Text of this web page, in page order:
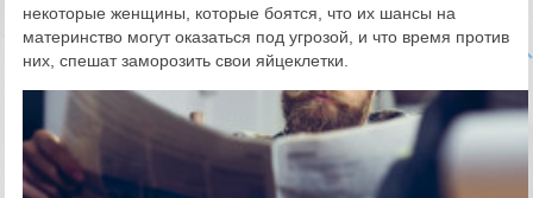
некоторые женщины, которые боятся, что их шансы на
материнство могут оказаться под угрозой, и что время против
них, спешат заморозить свои яйцеклетки.